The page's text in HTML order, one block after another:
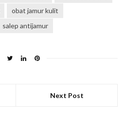
obat jamur kulit
salep antijamur
Next Post